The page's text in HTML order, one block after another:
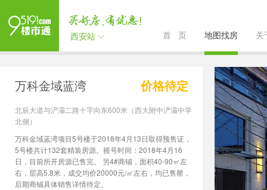
西安站 首 页 地图找房 关
万科金域蓝湾 价格待定
北辰大道与浐灞二路十字向东600米（西大附中浐灞中学
北侧）
万科金域蓝湾项目5号楼于2018年4月13日取得预售证，
5号楼共计132套精装房源。摇号时间：2018年4月16
日，目前所开房源已售完。 另4#商铺，面积40-90㎡左
右，层高5.8米，成交均价20000元/㎡左右，均已售罄，
后期商铺具体销售详情待定。